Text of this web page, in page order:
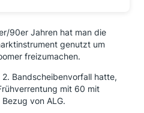
90er Jahren hat man die
genutzt um
freizumachen.
Bandscheibenvorfall hatte,
mit 60 mit
von ALG.